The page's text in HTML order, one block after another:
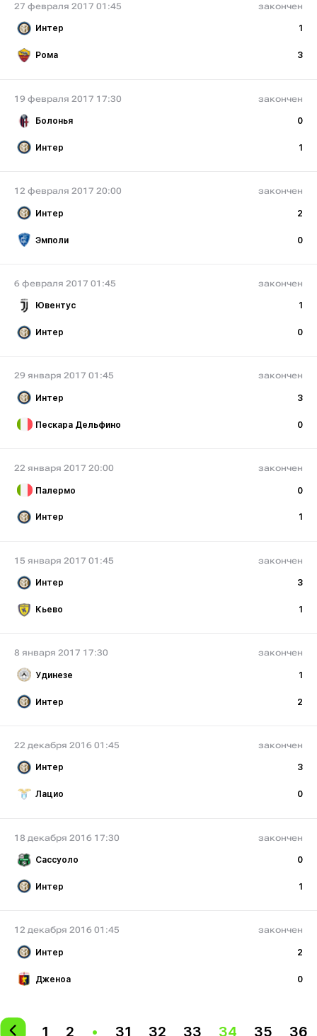
27 февраля 2017 01:45 закончен
Интер 1
Рома 3
19 февраля 2017 17:30 закончен
Болонья 0
Интер 1
12 февраля 2017 20:00 закончен
Интер 2
Эмполи 0
6 февраля 2017 01:45 закончен
Ювентус 1
Интер 0
29 января 2017 01:45 закончен
Интер 3
Пескара Дельфино 0
22 января 2017 20:00 закончен
Палермо 0
Интер 1
15 января 2017 01:45 закончен
Интер 3
Кьево 1
8 января 2017 17:30 закончен
Удинезе 1
Интер 2
22 декабря 2016 01:45 закончен
Интер 3
Лацио 0
18 декабря 2016 17:30 закончен
Сассуоло 0
Интер 1
12 декабря 2016 01:45 закончен
Интер 2
Дженоа 0
1 2 • 31 32 33 34 35 36